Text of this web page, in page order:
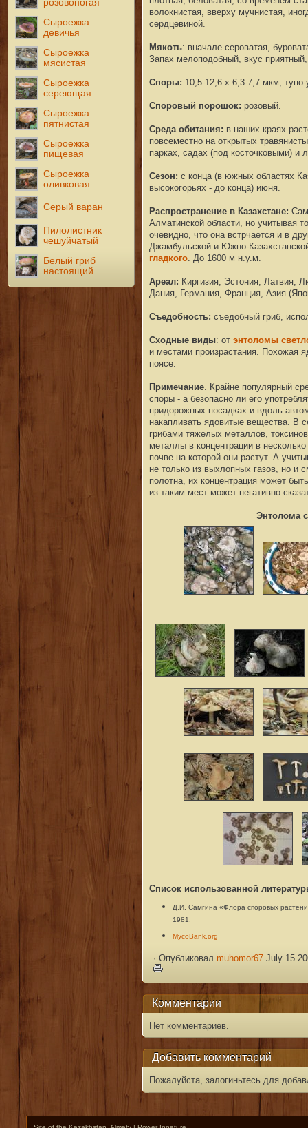
розовоногая
Сыроежка
девичья
Сыроежка
мясистая
Сыроежка
сереющая
Сыроежка
пятнистая
Сыроежка
пищевая
Сыроежка
оливковая
Серый варан
Пилолистник
чешуйчатый
Белый гриб
настоящий
волокнистая, вверху мучнистая,
сердцевиной.
Мякоть: вначале сероватая, бу
Запах мелоподобный, вкус приятный,
Споры: 10,5-12,6 х 6,3-7,7 мкм ,
Споровый порошок: розовый.
Среда обитания: в наших краях
повсеместно на открытых
парках, садах (под косточковыми) и
Сезон: с конца (в южных областях
высокогорьях - до конца) июня.
Распространение в Казахстане:
Алматинской области, но учитывая
очевидно, что она встрчается и в
Джамбульской и Южно-
гладкого. До 1600 м н.у.м.
Ареал: Киргизия, Эстония, Латвия,
Дания, Германия, Франция, Азия
Съедобность: съедобный гриб,
Сходные виды: от энтоломы
и местами произрастания. Похожая
поясе.
Примечание. Крайне популярный
споры - а безопасно ли его
придорожных посадках и вдоль
накапливать ядовитые вещества. В
грибами тяжелых металлов,
металлы в концентрации в
почве на которой они растут. А
не только из выхлопных газов, но и
полотна, их концентрация может
из таким мест может негативно
Энтолома
Список использованной
Д.И. Самгина «Флора споровых
1981.
MycoBank.org
· Опубликовал muhomor67 July 15
Комментарии
Нет комментариев.
Добавить комментарий
Пожалуйста, залогиньтесь для